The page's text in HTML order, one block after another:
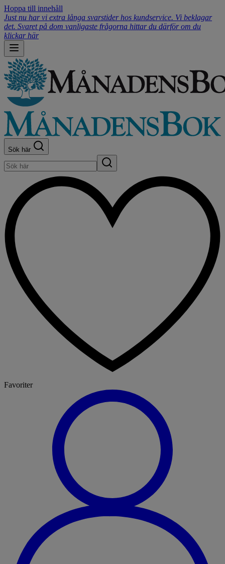
Hoppa till innehåll
Just nu har vi extra långa svarstider hos kundservice. Vi beklagar
det. Svaret på dom vanligaste frågorna hittar du därför om du
klickar här
Sök här
Favoriter